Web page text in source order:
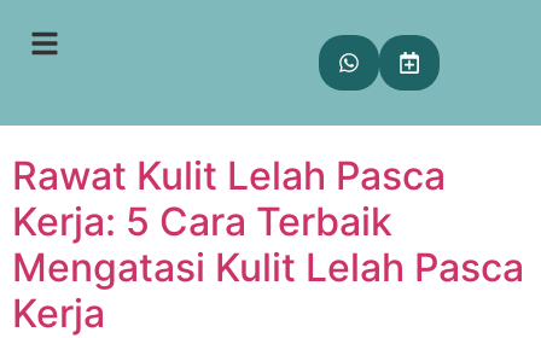
Tag:
tired skin
Rawat Kulit Lelah Pasca
Kerja: 5 Cara Terbaik
Mengatasi Kulit Lelah Pasca
Kerja